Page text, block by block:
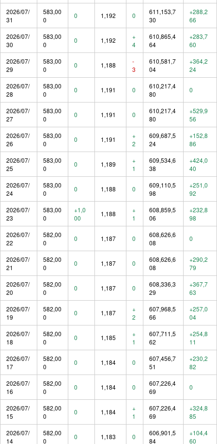
2026/07/
31
583,00
0
0 1,192 0
611,153,7
30
+288,2
66
2026/07/
30
583,00
0
0 1,192
+
4
610,865,4
64
+283,7
60
2026/07/
29
583,00
0
0 1,188
-
3
610,581,7
04
+364,2
24
2026/07/
28
583,00
0
0 1,191 0
610,217,4
80
0
2026/07/
27
583,00
0
0 1,191 0
610,217,4
80
+529,9
56
2026/07/
26
583,00
0
0 1,191
+
2
609,687,5
24
+152,8
86
2026/07/
25
583,00
0
0 1,189
+
1
609,534,6
38
+424,0
40
2026/07/
24
583,00
0
0 1,188 0
609,110,5
98
+251,0
92
2026/07/
23
583,00
0
+1,0
00
1,188
+
1
608,859,5
06
+232,8
98
2026/07/
22
582,00
0
0 1,187 0
608,626,6
08
0
2026/07/
21
582,00
0
0 1,187 0
608,626,6
08
+290,2
79
2026/07/
20
582,00
0
0 1,187 0
608,336,3
29
+367,7
63
2026/07/
19
582,00
0
0 1,187
+
2
607,968,5
66
+257,0
04
2026/07/
18
582,00
0
0 1,185
+
1
607,711,5
62
+254,8
11
2026/07/
17
582,00
0
0 1,184 0
607,456,7
51
+230,2
82
2026/07/
16
582,00
0
0 1,184 0
607,226,4
69
0
2026/07/
15
582,00
0
0 1,184
+
1
607,226,4
69
+324,8
85
2026/07/
14
582,00
0
0 1,183 0
606,901,5
84
+104,4
60